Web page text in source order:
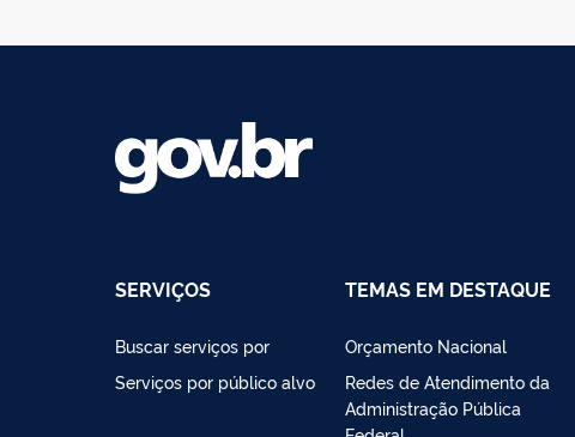
SERVIÇOS
Buscar serviços por
Serviços por público alvo
TEMAS EM DESTAQUE
Orçamento Nacional
Redes de Atendimento da
Administração Pública